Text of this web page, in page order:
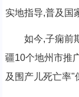
实地指导,普及国
如今,子痫前期
疆10个地州市推
及围产儿死亡率"